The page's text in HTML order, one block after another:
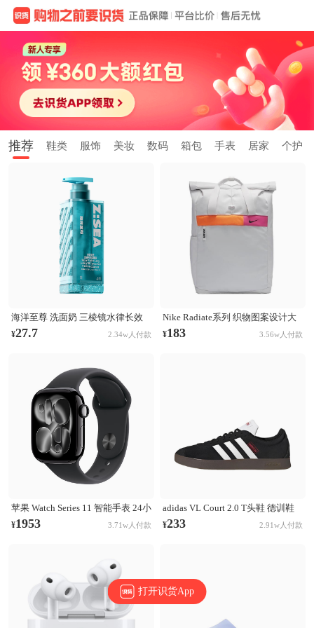
推荐 鞋类 服饰 美妆 数码 箱包 手表 居家 个护
海洋至尊 洗面奶 三棱镜水律长效
控油祛痘洗面奶 清洁黑头毛孔 控
¥27.7 2.34w人付款
Nike Radiate系列 织物图案设计大
容量训练运动双肩包 白彩虹
¥183 3.56w人付款
苹果 Watch Series 11 智能手表 24小
时续航升级 Ion-X玻璃技术 双倍抗
¥1953 3.71w人付款
adidas VL Court 2.0 T头鞋 德训鞋
板鞋 百搭轻便复古防滑耐磨轻运动
¥233 2.91w人付款
打开识货App